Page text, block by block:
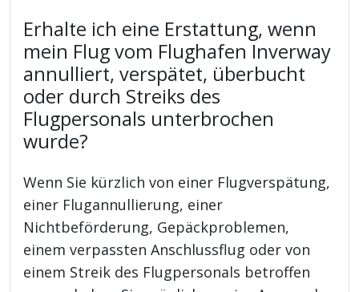
Erhalte ich eine Erstattung, wenn
mein Flug vom Flughafen Inverway
annulliert, verspätet, überbucht
oder durch Streiks des
Flugpersonals unterbrochen
wurde?
Wenn Sie kürzlich von einer Flugverspätung,
einer Flugannullierung, einer
Nichtbeförderung, Gepäckproblemen,
einem verpassten Anschlussflug oder von
einem Streik des Flugpersonals betroffen